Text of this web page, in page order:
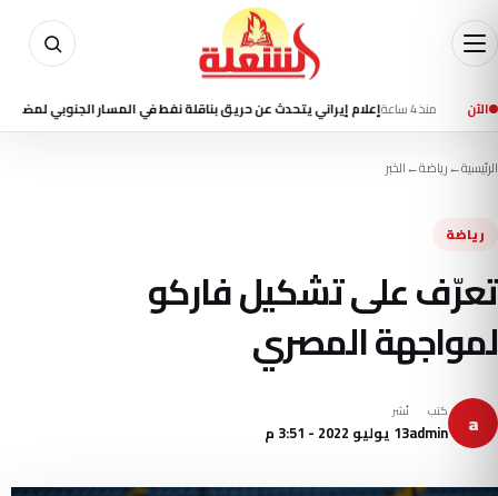
الآن
منذ 4 ساعة إعلام إيراني يتحدث عن حريق بناقلة نفط في المسار الجنوبي لمضيق هرمز
الرئيسية←رياضة←الخبر
رياضة
تعرّف على تشكيل فاركو
لمواجهة المصري
a كتب
admin
نُشر
13 يوليو 2022 - 3:51 م